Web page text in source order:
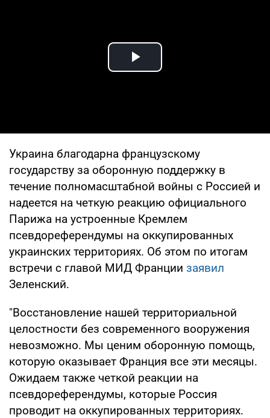
Play Video
Украина благодарна французскому
государству за оборонную поддержку в
течение полномасштабной войны с Россией и
надеется на четкую реакцию официального
Парижа на устроенные Кремлем
псевдореферендумы на оккупированных
украинских территориях. Об этом по итогам
встречи с главой МИД Франции заявил
Зеленский.
"Восстановление нашей территориальной
целостности без современного вооружения
невозможно. Мы ценим оборонную помощь,
которую оказывает Франция все эти месяцы.
Ожидаем также четкой реакции на
псевдореферендумы, которые Россия
проводит на оккупированных территориях.